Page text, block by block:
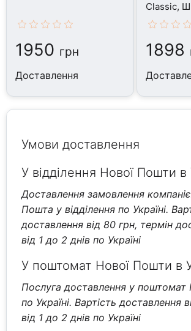
1950 грн
Доставлення
Classic,
1898
Умови доставлення
У відділення Нової Пошти в
Доставлення замовлення
Пошта у відділення по Україні.
доставлення від 80 грн, термін
від 1 до 2 днів по Україні
У поштомат Нової Пошти в
Послуга доставлення у
по Україні. Вартість доставлення
від 1 до 2 днів по Україні